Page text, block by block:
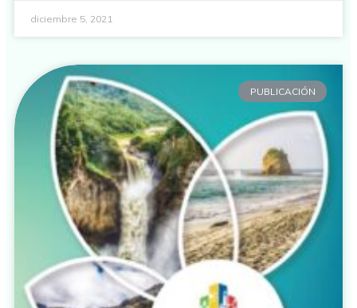
diciembre 5, 2021
PUBLICACIÓN